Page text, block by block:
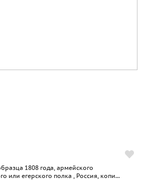
1808 года, армейского
или егерского полка , Россия, копи...